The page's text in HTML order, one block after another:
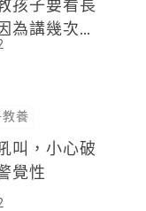
孩子要看長
為講幾次沒
好講
養
叫，小心破
覺性